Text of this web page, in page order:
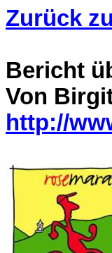
Zurück
Bericht
Von
http://